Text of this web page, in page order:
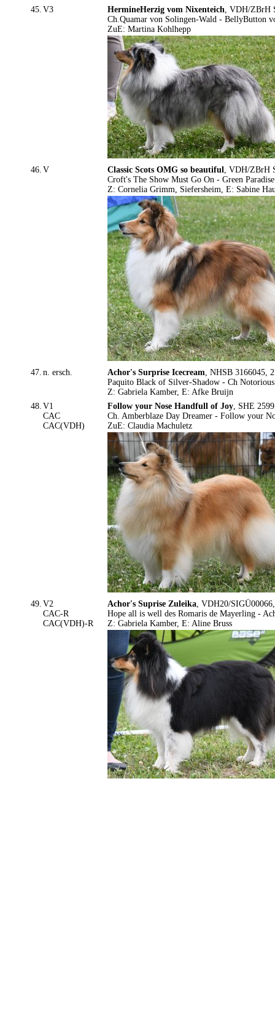
45. V3 HermineHerzig vom Nixenteich, VDH/ZBrH
Ch.Quamar von Solingen-Wald - BellyButton
ZuE: Martina Kohlhepp
46. V Classic Scots OMG so beautiful, VDH/ZBrH
Croft's The Show Must Go On - Green
Z: Cornelia Grimm, Siefersheim, E: Sabine
47. n. ersch. Achor's Surprise Icecream, NHSB 3166045,
Paquito Black of Silver-Shadow - Ch
Z: Gabriela Kamber, E: Afke Bruijn
48. V1
CAC
CAC(VDH)
Follow your Nose Handfull of Joy, SHE
Ch. Amberblaze Day Dreamer - Follow your
ZuE: Claudia Machuletz
49. V2
CAC-R
CAC(VDH)-R
Achor's Suprise Zuleika, VDH20/
Hope all is well des Romaris de Mayerling -
Z: Gabriela Kamber, E: Aline Bruss